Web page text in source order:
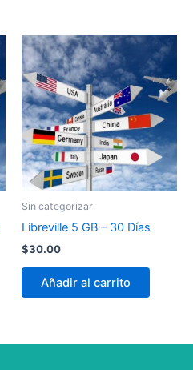
Sin categorizar
Libreville 5 GB – 30 Días
$30.00
Añadir al carrito